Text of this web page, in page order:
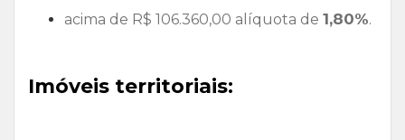
acima de R$ 106.360,00 alíquota de 1,80%.
Imóveis territoriais: